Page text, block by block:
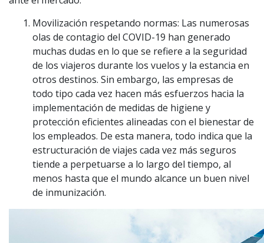
Movilización respetando normas: Las numerosas
olas de contagio del COVID-19 han generado
muchas dudas en lo que se refiere a la seguridad
de los viajeros durante los vuelos y la estancia en
otros destinos. Sin embargo, las empresas de
todo tipo cada vez hacen más esfuerzos hacia la
implementación de medidas de higiene y
protección eficientes alineadas con el bienestar de
los empleados. De esta manera, todo indica que la
estructuración de viajes cada vez más seguros
tiende a perpetuarse a lo largo del tiempo, al
menos hasta que el mundo alcance un buen nivel
de inmunización.